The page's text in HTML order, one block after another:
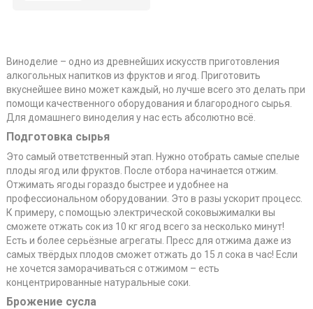
Виноделие – одно из древнейших искусств приготовления
алкогольных напитков из фруктов и ягод. Приготовить
вкуснейшее вино может каждый, но лучше всего это делать при
помощи качественного оборудования и благородного сырья.
Для домашнего виноделия у нас есть абсолютно всё.
Подготовка сырья
Это самый ответственный этап. Нужно отобрать самые спелые
плоды ягод или фруктов. После отбора начинается отжим.
Отжимать ягоды гораздо быстрее и удобнее на
профессиональном оборудовании. Это в разы ускорит процесс.
К примеру, с помощью электрической соковыжималки вы
сможете отжать сок из 10 кг ягод всего за несколько минут!
Есть и более серьёзные агрегаты. Пресс для отжима даже из
самых твёрдых плодов сможет отжать до 15 л сока в час! Если
не хочется заморачиваться с отжимом – есть
концентрированные натуральные соки.
Брожение сусла